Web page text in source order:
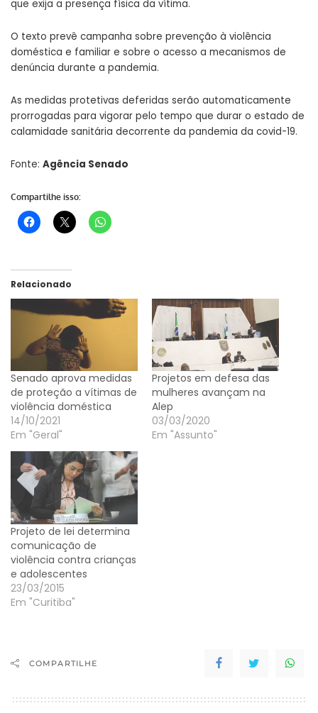
que exija a presença física da vítima.
O texto prevê campanha sobre prevenção à violência
doméstica e familiar e sobre o acesso a mecanismos de
denúncia durante a pandemia.
As medidas protetivas deferidas serão automaticamente
prorrogadas para vigorar pelo tempo que durar o estado de
calamidade sanitária decorrente da pandemia da covid-19.
Fonte: Agência Senado
Compartilhe isso:
Relacionado
Senado aprova medidas
de proteção a vítimas de
violência doméstica
14/10/2021
Em "Geral"
Projetos em defesa das
mulheres avançam na
Alep
03/03/2020
Em "Assunto"
Projeto de lei determina
comunicação de
violência contra crianças
e adolescentes
23/03/2015
Em "Curitiba"
COMPARTILHE